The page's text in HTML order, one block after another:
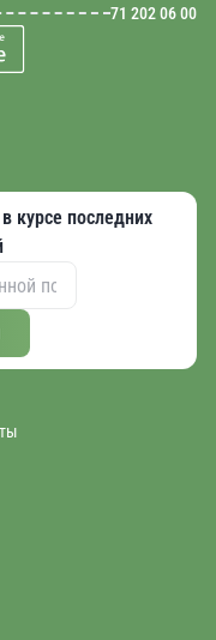
71 202 06 00
курсе последних